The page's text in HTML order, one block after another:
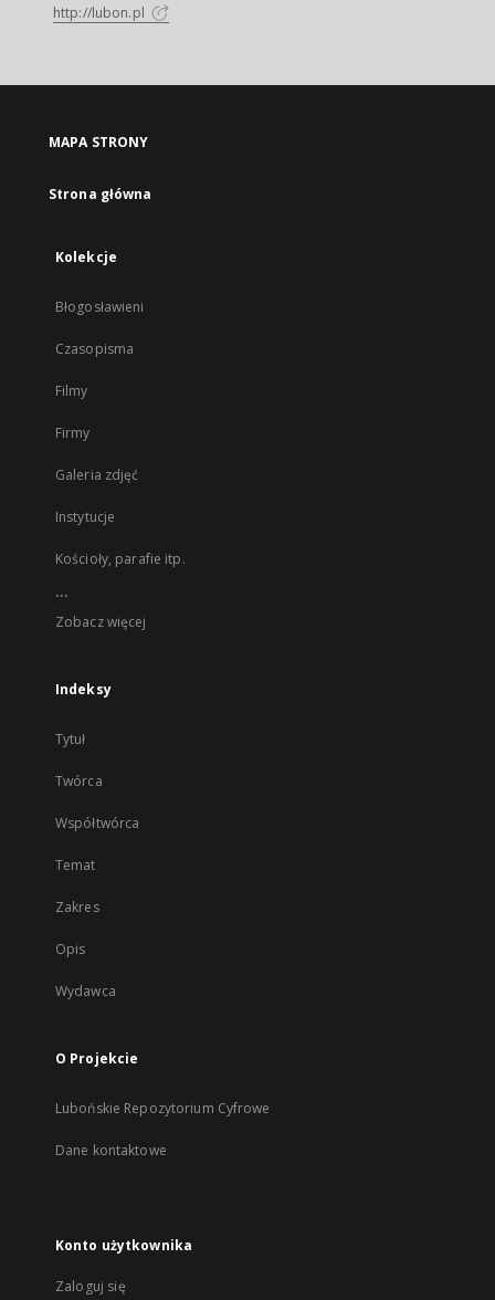
http://lubon.pl
MAPA STRONY
Strona główna
Kolekcje
Błogosławieni
Czasopisma
Filmy
Firmy
Galeria zdjęć
Instytucje
Kościoły, parafie itp.
...
Zobacz więcej
Indeksy
Tytuł
Twórca
Współtwórca
Temat
Zakres
Opis
Wydawca
O Projekcie
Lubońskie Repozytorium Cyfrowe
Dane kontaktowe
Konto użytkownika
Zaloguj się